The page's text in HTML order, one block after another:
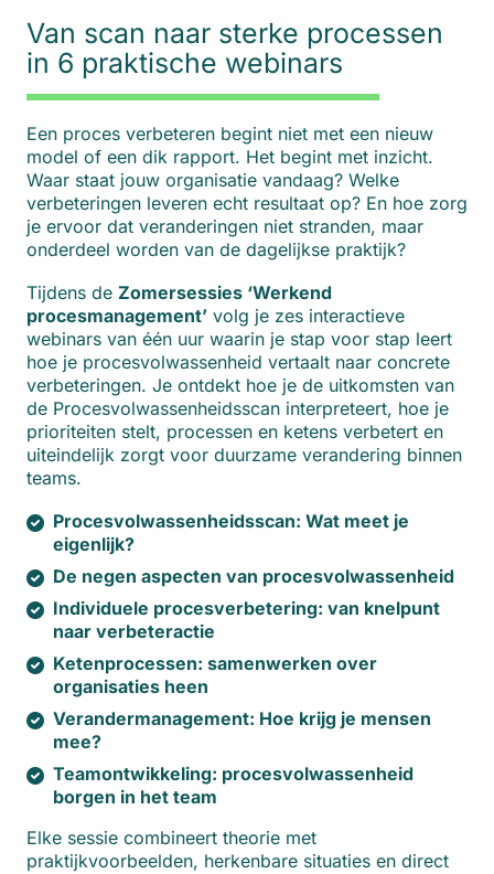
Van scan naar sterke processen
in 6 praktische webinars
Een proces verbeteren begint niet met een nieuw
model of een dik rapport. Het begint met inzicht.
Waar staat jouw organisatie vandaag? Welke
verbeteringen leveren echt resultaat op? En hoe zorg
je ervoor dat veranderingen niet stranden, maar
onderdeel worden van de dagelijkse praktijk?
Tijdens de Zomersessies ‘Werkend
procesmanagement’ volg je zes interactieve
webinars van één uur waarin je stap voor stap leert
hoe je procesvolwassenheid vertaalt naar concrete
verbeteringen. Je ontdekt hoe je de uitkomsten van
de Procesvolwassenheidsscan interpreteert, hoe je
prioriteiten stelt, processen en ketens verbetert en
uiteindelijk zorgt voor duurzame verandering binnen
teams.
Procesvolwassenheidsscan: Wat meet je
eigenlijk?
De negen aspecten van procesvolwassenheid
Individuele procesverbetering: van knelpunt
naar verbeteractie
Ketenprocessen: samenwerken over
organisaties heen
Verandermanagement: Hoe krijg je mensen
mee?
Teamontwikkeling: procesvolwassenheid
borgen in het team
Elke sessie combineert theorie met
praktijkvoorbeelden, herkenbare situaties en direct